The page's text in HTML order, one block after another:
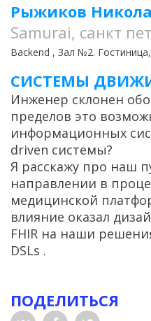
Рыжиков
Samurai, санкт
Backend , Зал №2.
СИСТЕМЫ
Инженер склонен
пределов это
информационных
driven системы?
Я расскажу про наш
направлении в
медицинской
влияние оказал
FHIR на наши
DSLs .
ПОДЕЛИТЬСЯ